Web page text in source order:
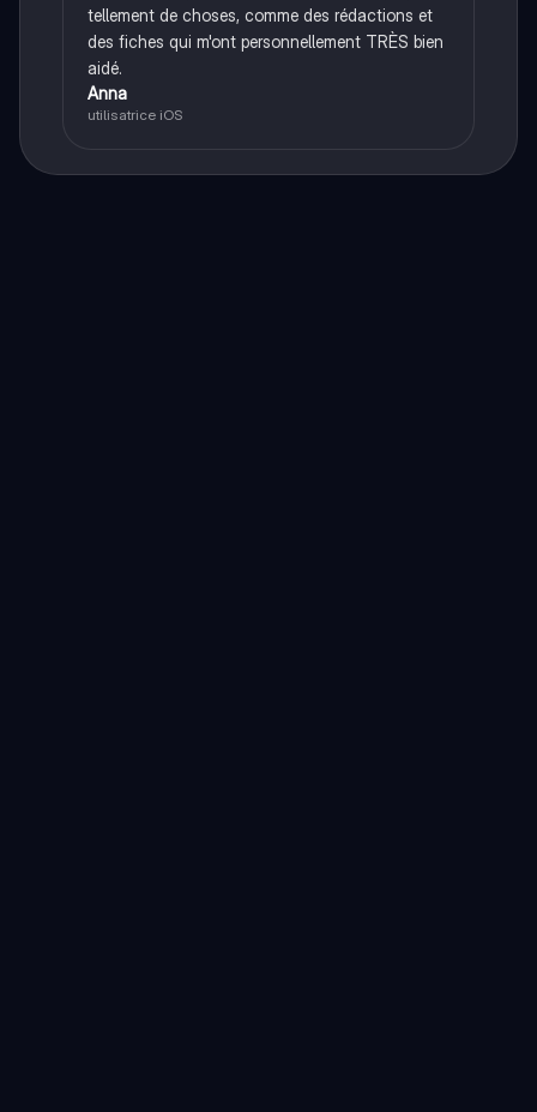
tellement de choses, comme des rédactions et
des fiches qui m'ont personnellement TRÈS bien
aidé.
Anna
utilisatrice iOS